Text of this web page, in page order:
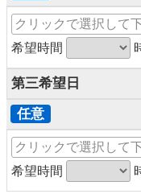
希望時間
第三希望日
任意
希望時間